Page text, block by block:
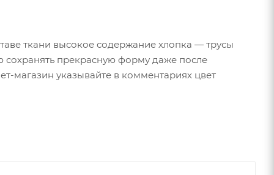
ткани высокое содержание хлопка — трусы
прекрасную форму даже после
магазин указывайте в комментариях цвет